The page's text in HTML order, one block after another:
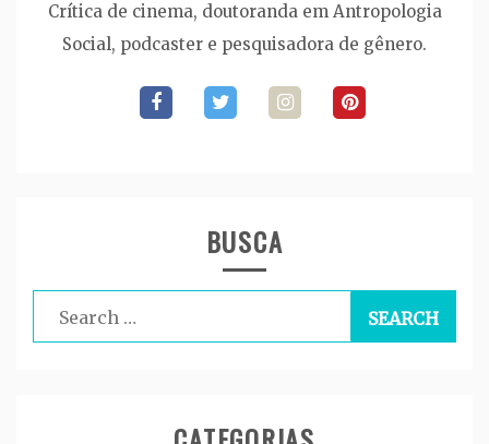
Crítica de cinema, doutoranda em Antropologia
Social, podcaster e pesquisadora de gênero.
BUSCA
for: